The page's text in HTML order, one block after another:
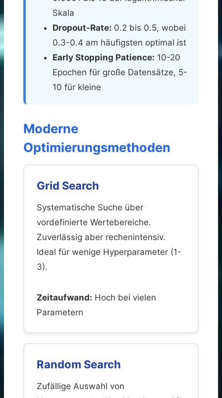
Skala
Dropout-Rate: 0.2 bis 0.5, wobei
0.3-0.4 am häufigsten optimal ist
Early Stopping Patience: 10-20
Epochen für große Datensätze, 5-
10 für kleine
Moderne
Optimierungsmethoden
Grid Search
Systematische Suche über
vordefinierte Wertebereiche.
Zuverlässig aber rechenintensiv.
Ideal für wenige Hyperparameter (1-
3).
Zeitaufwand: Hoch bei vielen
Parametern
Random Search
Zufällige Auswahl von